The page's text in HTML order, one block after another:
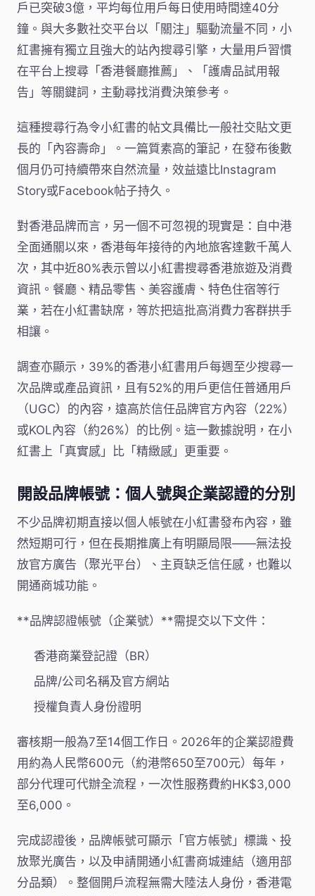
戶已突破3億，平均每位用戶每日使用時間達40分
鐘。與大多數社交平台以「關注」驅動流量不同，小
紅書擁有獨立且強大的站內搜尋引擎，大量用戶習慣
在平台上搜尋「香港餐廳推薦」、「護膚品試用報
告」等關鍵詞，主動尋找消費決策參考。
這種搜尋行為令小紅書的帖文具備比一般社交貼文更
長的「內容壽命」。一篇質素高的筆記，在發布後數
個月仍可持續帶來自然流量，效益遠比Instagram
Story或Facebook帖子持久。
對香港品牌而言，另一個不可忽視的現實是：自中港
全面通關以來，香港每年接待的內地旅客達數千萬人
次，其中近80%表示曾以小紅書搜尋香港旅遊及消費
資訊。餐廳、精品零售、美容護膚、特色住宿等行
業，若在小紅書缺席，等於把這批高消費力客群拱手
相讓。
調查亦顯示，39%的香港小紅書用戶每週至少搜尋一
次品牌或產品資訊，且有52%的用戶更信任普通用戶
（UGC）的內容，遠高於信任品牌官方內容（22%）
或KOL內容（約26%）的比例。這一數據說明，在小
紅書上「真實感」比「精緻感」更重要。
開設品牌帳號：個人號與企業認證的分別
不少品牌初期直接以個人帳號在小紅書發布內容，雖
然短期可行，但在長期推廣上有明顯局限——無法投
放官方廣告（聚光平台）、主頁缺乏信任感，也難以
開通商城功能。
**品牌認證帳號（企業號）**需提交以下文件：
香港商業登記證（BR）
品牌/公司名稱及官方網站
授權負責人身份證明
審核期一般為7至14個工作日。2026年的企業認證費
用約為人民幣600元（約港幣650至700元）每年，
部分代理可代辦全流程，一次性服務費約HK$3,000
至6,000。
完成認證後，品牌帳號可顯示「官方帳號」標識、投
放聚光廣告，以及申請開通小紅書商城連結（適用部
分品類）。整個開戶流程無需大陸法人身份，香港電